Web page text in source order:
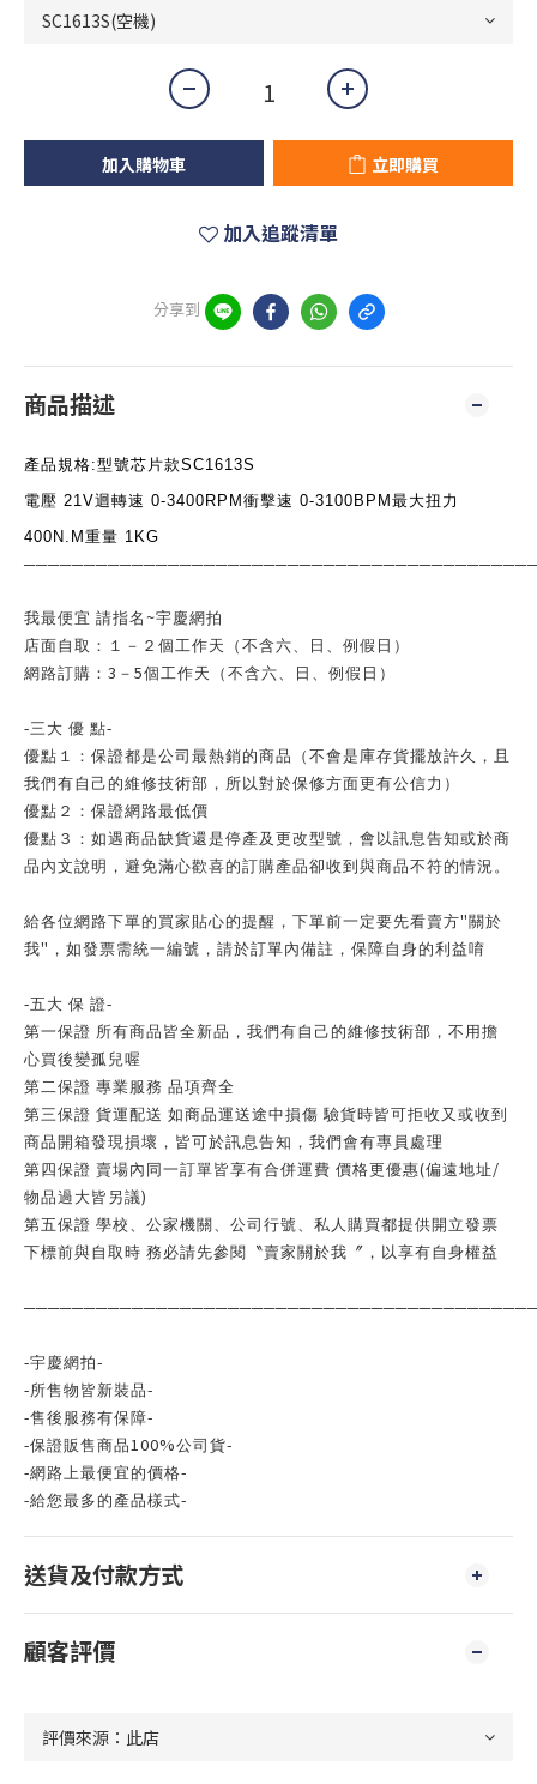
加入購物車 立即購買
加入追蹤清單
分享到
商品描述
產品規格:型號芯片款SC1613S
電壓 21V迴轉速 0-3400RPM衝擊速 0-3100BPM最大扭力
400N.M重量 1KG
我最便宜 請指名 ~宇慶網拍
店面自取：１－２個工作天（不含六、日、例假日）
網路訂購： 3 － 5個工作天（不含六、日、例假日）
-三大 優 點-
優點１：保證都是公司最熱銷的商品（不會是庫存貨擺放許久，且
我們有自己的維修技術部，所以對於保修方面更有公信力）
優點２：保證網路最低價
優點３：如遇商品缺貨還是停產及更改型號，會以訊息告知或於商
品內文說明，避免滿心歡喜的訂購產品卻收到與商品不符的情況。
給各位網路下單的買家貼心的提醒，下單前一定要先看賣方" 關於
我" ，如發票需統一編號，請於訂單內備註，保障自身的利益唷
-五大 保 證-
第一保證 所有商品皆全新品，我們有自己的維修技術部，不用擔
心買後變孤兒喔
第二保證 專業服務 品項齊全
第三保證 貨運配送 如商品運送途中損傷 驗貨時皆可拒收又或收到
商品開箱發現損壞，皆可於訊息告知，我們會有專員處理
第四保證 賣場內同一訂單皆享有合併運費 價格更優惠(偏遠地址 /
物品過大皆另議)
第五保證 學校、公家機關、公司行號、私人購買都提供開立發票
下標前與自取時 務必請先參閱〝賣家關於我〞，以享有自身權益
-宇慶網拍-
-所售物皆新裝品-
-售後服務有保障-
-保證販售商品100%公司貨-
-網路上最便宜的價格-
-給您最多的產品樣式-
送貨及付款方式
顧客評價